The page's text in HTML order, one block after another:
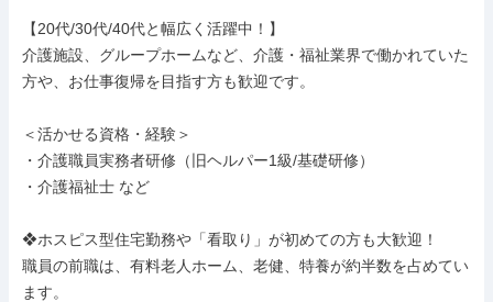
【20代/30代/40代と幅広く活躍中！】
介護施設、グループホームなど、介護・福祉業界で働かれていた
方や、お仕事復帰を目指す方も歓迎です。
＜活かせる資格・経験＞
・介護職員実務者研修（旧ヘルパー1級/基礎研修）
・介護福祉士 など
❖ホスピス型住宅勤務や「看取り」が初めての方も大歓迎！
職員の前職は、有料老人ホーム、老健、特養が約半数を占めてい
ます。